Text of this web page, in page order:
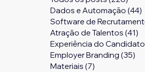
Dados e Automação (44)
Atração de Talentos (41)
Experiência do Candidato
Employer Branding (35)
Materiais (7)